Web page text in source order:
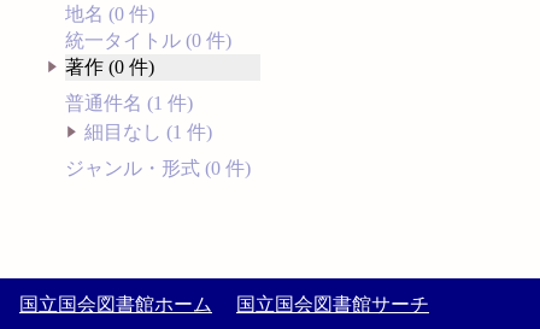
地名 (0 件)
統一タイトル (0 件)
著作 (0 件)
普通件名 (1 件)
細目なし (1 件)
ジャンル・形式 (0 件)
国立国会図書館ホーム 国立国会図書館サーチ